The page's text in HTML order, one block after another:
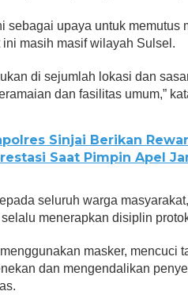
sebagai upaya untuk memutus
masih masif wilayah Sulsel.
di sejumlah lokasi dan
dan fasilitas umum,”
Sinjai Berikan
Saat Pimpin Apel
seluruh warga
menerapkan disiplin
masker, mencuci
dan mengendalikan